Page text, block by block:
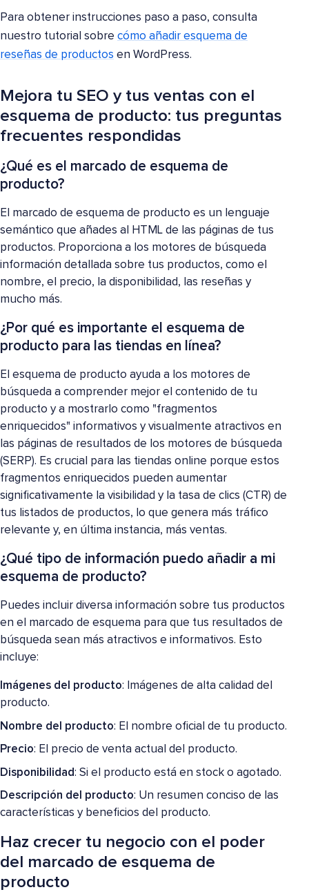
Para obtener instrucciones paso a paso, consulta
nuestro tutorial sobre cómo añadir esquema de
reseñas de productos en WordPress.
Mejora tu SEO y tus ventas con el
esquema de producto: tus preguntas
frecuentes respondidas
¿Qué es el marcado de esquema de
producto?
El marcado de esquema de producto es un lenguaje
semántico que añades al HTML de las páginas de tus
productos. Proporciona a los motores de búsqueda
información detallada sobre tus productos, como el
nombre, el precio, la disponibilidad, las reseñas y
mucho más.
¿Por qué es importante el esquema de
producto para las tiendas en línea?
El esquema de producto ayuda a los motores de
búsqueda a comprender mejor el contenido de tu
producto y a mostrarlo como "fragmentos
enriquecidos" informativos y visualmente atractivos en
las páginas de resultados de los motores de búsqueda
(SERP). Es crucial para las tiendas online porque estos
fragmentos enriquecidos pueden aumentar
significativamente la visibilidad y la tasa de clics (CTR) de
tus listados de productos, lo que genera más tráfico
relevante y, en última instancia, más ventas.
¿Qué tipo de información puedo añadir a mi
esquema de producto?
Puedes incluir diversa información sobre tus productos
en el marcado de esquema para que tus resultados de
búsqueda sean más atractivos e informativos. Esto
incluye:
Imágenes del producto: Imágenes de alta calidad del
producto.
Nombre del producto: El nombre oficial de tu producto.
Precio: El precio de venta actual del producto.
Disponibilidad: Si el producto está en stock o agotado.
Descripción del producto: Un resumen conciso de las
características y beneficios del producto.
Haz crecer tu negocio con el poder
del marcado de esquema de
producto